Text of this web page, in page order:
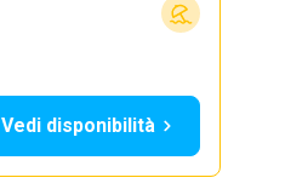
Vedi disponibilità